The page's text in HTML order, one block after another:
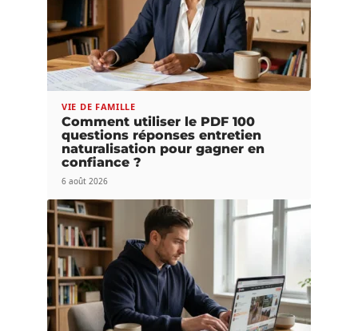
VIE DE FAMILLE
Comment utiliser le PDF 100
questions réponses entretien
naturalisation pour gagner en
confiance ?
6 août 2026